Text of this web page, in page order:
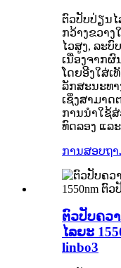
ຕົວປັບປ່ຽນໄ
ກວ້າງຂວາ
ໄວສູງ, ລະບົ
ເນື່ອງຈາກຜົ
ໂດຍອີງໃສ່ເ
ລັກສະນະທ
ເຊິ່ງສາມາ
ການນຳໃຊ້
ທົດລອງ ແລ
ການສອບຖ
ຕົວປັບຄວ
ໄລຍະ
linbo3